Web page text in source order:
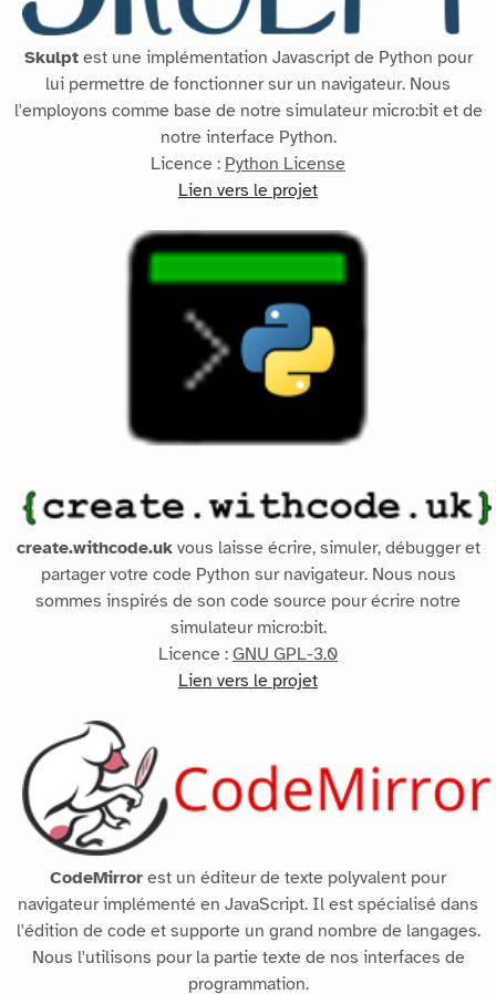
Skulptest une implémentation Javascript de Python pour
lui permettre de fonctionner sur un navigateur. Nous
l'employons comme base de notre simulateur micro:bit et de
notre interface Python.
Licence : Python License
Lien vers le projet
create.withcode.ukvous laisse écrire, simuler, débugger et
partager votre code Python sur navigateur. Nous nous
sommes inspirés de son code source pour écrire notre
simulateur micro:bit.
Licence : GNU GPL-3.0
Lien vers le projet
CodeMirror est un éditeur de texte polyvalent pour
navigateur implémenté en JavaScript. Il est spécialisé dans
l'édition de code et supporte un grand nombre de langages.
Nous l'utilisons pour la partie texte de nos interfaces de
programmation.